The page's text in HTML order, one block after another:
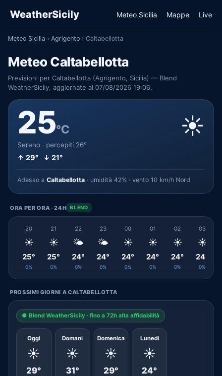
WeatherSicily Meteo Sicilia Mappe Live
Meteo Sicilia › Agrigento › Caltabellotta
Meteo Caltabellotta
Previsioni per Caltabellotta (Agrigento, Sicilia) — Blend
WeatherSicily, aggiornate al 07/08/2026 19:06.
25°C
Sereno · percepiti 26°
↑ 29° ↓ 21°
☀️
Adesso a Caltabellotta · umidità 42% · vento 10 km/h Nord
ORA PER ORA · 24H BLEND
20
☀️
25°
0%
21
☀️
25°
0%
22
🌤️
24°
0%
23
🌤️
24°
0%
00
☀️
24°
0%
01
☀️
24°
0%
02
☀️
24°
0%
03
☀️
24°
0%
PROSSIMI GIORNI A CALTABELLOTTA
● Blend WeatherSicily · fino a 72h alta affidabilità
Oggi
☀️
29°
Domani
☀️
31°
Domenica
☀️
29°
Lunedì
☀️
24°